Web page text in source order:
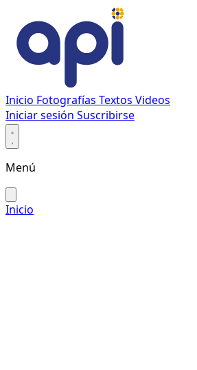
Inicio Fotografías Textos Videos
Iniciar sesión Suscribirse
Menú
Inicio